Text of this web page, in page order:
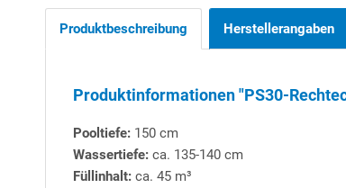
Produktbeschreibung Herstellerangaben
Produktinformationen "PS30-
Pooltiefe: 150 cm
Wassertiefe: ca. 135-140 cm
Füllinhalt: ca. 45 m³